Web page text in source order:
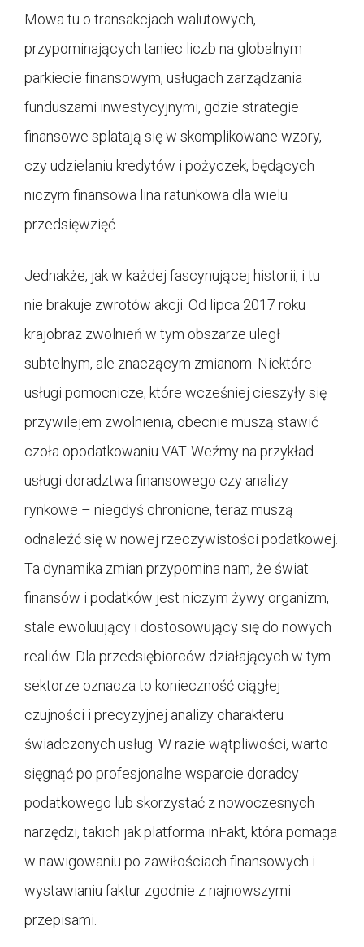
Mowa tu o transakcjach walutowych,
przypominających taniec liczb na globalnym
parkiecie finansowym, usługach zarządzania
funduszami inwestycyjnymi, gdzie strategie
finansowe splatają się w skomplikowane wzory,
czy udzielaniu kredytów i pożyczek, będących
niczym finansowa lina ratunkowa dla wielu
przedsięwzięć.
Jednakże, jak w każdej fascynującej historii, i tu
nie brakuje zwrotów akcji. Od lipca 2017 roku
krajobraz zwolnień w tym obszarze uległ
subtelnym, ale znaczącym zmianom. Niektóre
usługi pomocnicze, które wcześniej cieszyły się
przywilejem zwolnienia, obecnie muszą stawić
czoła opodatkowaniu VAT. Weźmy na przykład
usługi doradztwa finansowego czy analizy
rynkowe – niegdyś chronione, teraz muszą
odnaleźć się w nowej rzeczywistości podatkowej.
Ta dynamika zmian przypomina nam, że świat
finansów i podatków jest niczym żywy organizm,
stale ewoluujący i dostosowujący się do nowych
realiów. Dla przedsiębiorców działających w tym
sektorze oznacza to konieczność ciągłej
czujności i precyzyjnej analizy charakteru
świadczonych usług. W razie wątpliwości, warto
sięgnąć po profesjonalne wsparcie doradcy
podatkowego lub skorzystać z nowoczesnych
narzędzi, takich jak platforma inFakt, która pomaga
w nawigowaniu po zawiłościach finansowych i
wystawianiu faktur zgodnie z najnowszymi
przepisami.